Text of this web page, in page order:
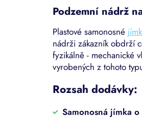
Podzemní nádrž
Plastové samonosné
nádrži zákazník obdrží
fyzikálně - mechanické
vyrobených z tohoto
Rozsah dodávky:
Samonosná jímka